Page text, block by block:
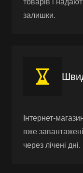
залишки.
Інтернет-
вже
через лічені дні.